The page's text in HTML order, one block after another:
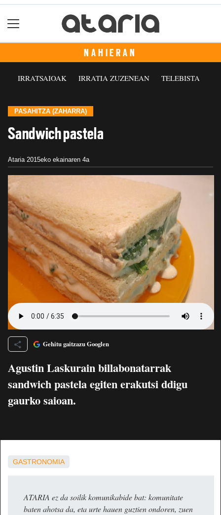
NAHIERAN
IRRATSAIOAK IRRATIA ZUZENEAN TELEBISTA
PASAHITZA (ZAHARRA)
Sandwich pastela
Ataria 2015eko ekainaren 4a
Gehitu gaitzazu Googlen
Agustin Laskurain billabonatarrak
sandwich pastela egiten erakutsi ddigu
gaurko saioan.
GASTRONOMIA
ATARIA ez da soilik komunikabide bat: komunitate
baten ahotsa da, eta urte hauen guztien ondoren, zuen